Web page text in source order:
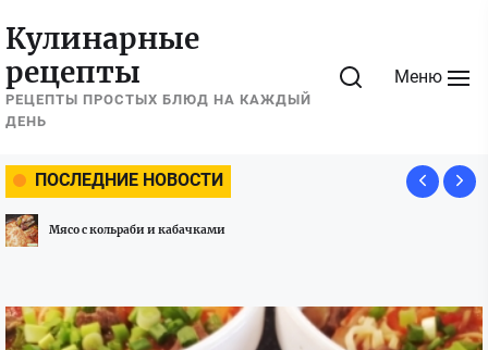
содержимому
Кулинарные
рецепты
РЕЦЕПТЫ ПРОСТЫХ БЛЮД НА КАЖДЫЙ
ДЕНЬ
Меню
ПОСЛЕДНИЕ НОВОСТИ
Мясо с кольраби и кабачками